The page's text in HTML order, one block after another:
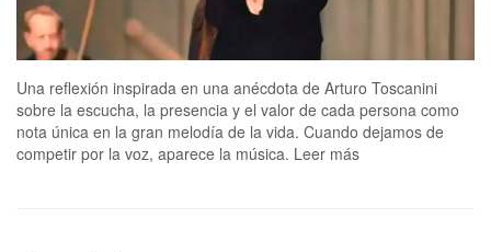
Una reflexión inspirada en una anécdota de Arturo Toscanini
sobre la escucha, la presencia y el valor de cada persona como
nota única en la gran melodía de la vida. Cuando dejamos de
competir por la voz, aparece la música. Leer más